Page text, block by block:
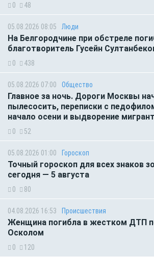
0 48
05.08.2026 08:05 Люди
На Белгородчине при обстреле
благотворитель Гусейн
0 438
05.08.2026 07:00 Общество
Главное за ночь. Дороги Москвы
пылесосить, переписки с
начало осени и выдворение
0 52
05.08.2026 01:00 Гороскоп
Точный гороскоп для всех знаков
сегодня — 5 августа
0 80
04.08.2026 16:53 Происшествия
Женщина погибла в жестком ДТП
Осколом
0 120